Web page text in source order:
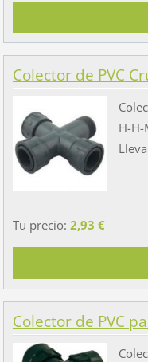
Colector de PVC
H-
Tu precio: 2,93 €
Colector de PVC